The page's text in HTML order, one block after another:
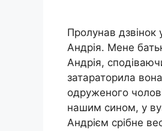
Пролунав дзвінок
Андрія. Мене
Андрія,
затараторила
одруженого
нашим сином, у
Андрієм срібне